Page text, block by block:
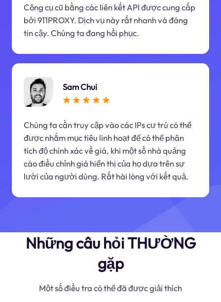
Công cụ cũ bằng các liên kết API được cung cấp
bởi 911PROXY. Dịch vụ này rất nhanh và đáng
tin cậy. Chúng ta đang hồi phục.
Sam Chui
Chúng ta cần truy cập vào các IPs cư trú có thể
được nhắm mục tiêu linh hoạt để có thể phân
tích độ chính xác về giá, khi một số nhà quảng
cáo điều chỉnh giá hiển thị của họ dựa trên sự
lười của người dùng. Rất hài lòng với kết quả.
Những câu hỏi THƯỜNG
gặp
Một số điều tra có thể đã được giải thích